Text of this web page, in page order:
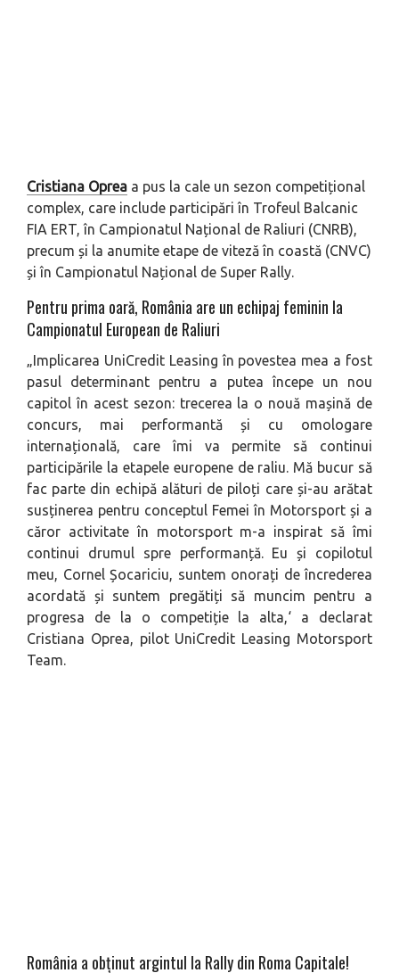
Cristiana Oprea a pus la cale un sezon competițional
complex, care include participări în Trofeul Balcanic
FIA ERT, în Campionatul Național de Raliuri (CNRB),
precum și la anumite etape de viteză în coastă (CNVC)
și în Campionatul Național de Super Rally.
Pentru prima oară, România are un echipaj feminin la
Campionatul European de Raliuri
„ Implicarea UniCredit Leasing în povestea mea a fost
pasul determinant pentru a putea începe un nou
capitol în acest sezon: trecerea la o nouă mașină de
concurs, mai performantă și cu omologare
internațională, care îmi va permite să continui
participările la etapele europene de raliu. Mă bucur să
fac parte din echipă alături de piloți care și-au arătat
susținerea pentru conceptul Femei în Motorsport și a
căror activitate în motorsport m-a inspirat să îmi
continui drumul spre performanță. Eu și copilotul
meu, Cornel Șocariciu, suntem onorați de încrederea
acordată și suntem pregătiți să muncim pentru a
progresa de la o competiție la alta,‘ a declarat
Cristiana Oprea, pilot UniCredit Leasing Motorsport
Team.
România a obținut argintul la Rally din Roma Capitale!